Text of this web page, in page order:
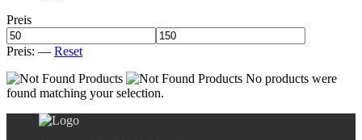
Preis
Preis: — Reset
No products were
found matching your selection.